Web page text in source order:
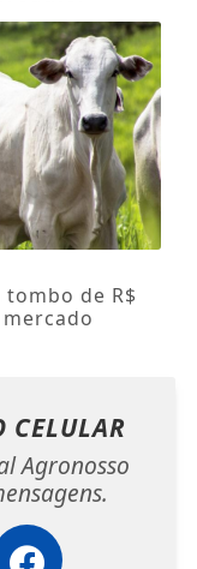
de R$
CELULAR
Agronosso